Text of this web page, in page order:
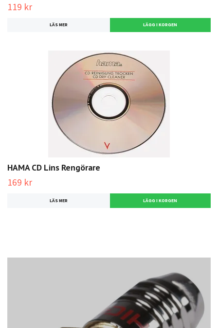
119 kr
LÄS MER
HAMA CD Lins Rengörare
169 kr
LÄS MER